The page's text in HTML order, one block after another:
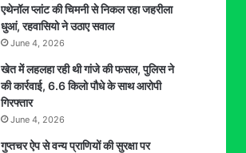
एथेनॉल प्लांट की चिमनी से निकल रहा जहरीला
धुआं, रहवासियो ने उठाए सवाल
June 4, 2026
खेत में लहलहा रही थी गांजे की फसल, पुलिस ने
की कार्रवाई, 6.6 किलो पौधे के साथ आरोपी
गिरफ्तार
June 4, 2026
गुप्तचर ऐप से वन्य प्राणियों की सुरक्षा पर